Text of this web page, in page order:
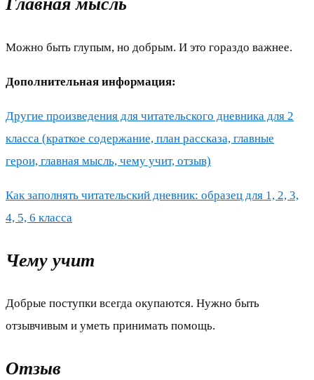
Главная мысль
Можно быть глупым, но добрым. И это гораздо важнее.
Дополнительная информация:
Другие произведения для читательского дневника для 2
класса (краткое содержание, план рассказа, главные
герои, главная мысль, чему учит, отзыв)
Как заполнять читательский дневник: образец для 1, 2, 3,
4, 5, 6 класса
Чему учит
Добрые поступки всегда окупаются. Нужно быть
отзывчивым и уметь принимать помощь.
Отзыв